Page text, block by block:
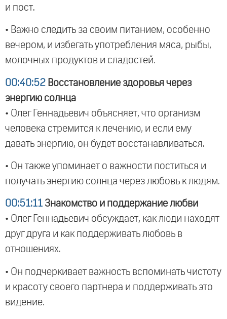
и пост.
• Важно следить за своим питанием, особенно
вечером, и избегать употребления мяса, рыбы,
молочных продуктов и сладостей.
00:40:52 Восстановление здоровья через
энергию солнца
• Олег Геннадьевич объясняет, что организм
человека стремится к лечению, и если ему
давать энергию, он будет восстанавливаться.
• Он также упоминает о важности поститься и
получать энергию солнца через любовь к людям.
00:51:11 Знакомство и поддержание любви
• Олег Геннадьевич обсуждает, как люди находят
друг друга и как поддерживать любовь в
отношениях.
• Он подчеркивает важность вспоминать чистоту
и красоту своего партнера и поддерживать это
видение.